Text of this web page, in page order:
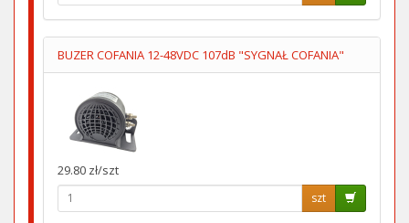
BUZER COFANIA 12-48VDC 107dB "SYGNAŁ COFANIA"
29.80 zł/szt
szt